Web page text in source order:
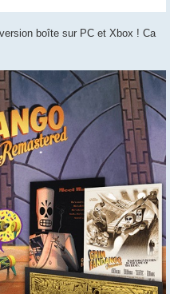
boîte sur PC et Xbox ! Ca